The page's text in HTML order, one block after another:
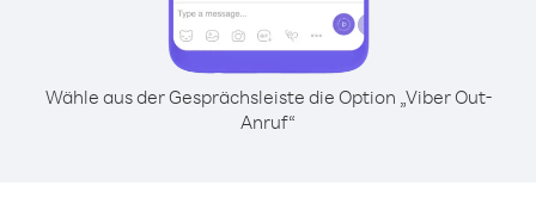
Wähle aus der Gesprächsleiste die Option „Viber Out-
Anruf“